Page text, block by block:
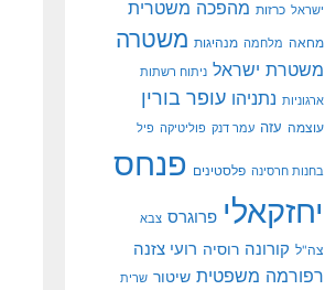
ישראל כרזות מהפכה משטרית
מחאה מלחמה מנהיגות משטרה
משטרת ישראל ניתוח רשתות
ארגוניות נתניהו עופר בורין
עוצמה עזה עמר דנק פוליטיקה פיל
בחנות חרסינה פלסטינים פנחס
יחזקאלי פרוגרס צבא
צה"ל קורונה רוסיה רועי צזנה
רפורמה משפטית שיטור שרית